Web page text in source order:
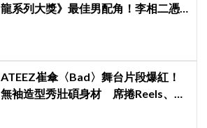
龍系列大獎》最佳男配角！李相二憑
ATEEZ崔傘〈Bad〉舞台片段爆紅！
無袖造型秀壯碩身材 席捲Reels、